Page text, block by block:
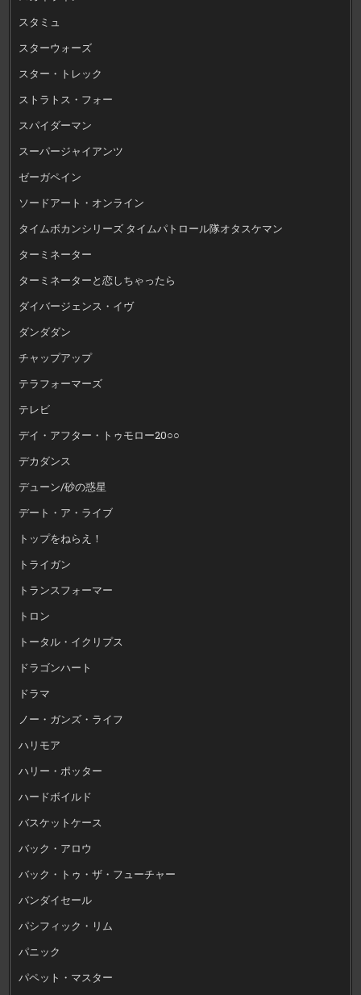
スタミュ
スターウォーズ
スター・トレック
ストラトス・フォー
スパイダーマン
スーパージャイアンツ
ゼーガペイン
ソードアート・オンライン
タイムボカンシリーズ タイムパトロール隊オタスケマン
ターミネーター
ターミネーターと恋しちゃったら
ダイバージェンス・イヴ
ダンダダン
チャップアップ
テラフォーマーズ
テレビ
デイ・アフター・トゥモロー20○○
デカダンス
デューン/砂の惑星
デート・ア・ライブ
トップをねらえ！
トライガン
トランスフォーマー
トロン
トータル・イクリプス
ドラゴンハート
ドラマ
ノー・ガンズ・ライフ
ハリモア
ハリー・ポッター
ハードボイルド
バスケットケース
バック・アロウ
バック・トゥ・ザ・フューチャー
バンダイセール
パシフィック・リム
パニック
パペット・マスター